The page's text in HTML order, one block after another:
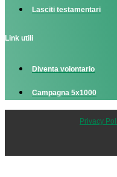
Lasciti testamentari
Link utili
Diventa volontario
Campagna 5x1000
Privacy